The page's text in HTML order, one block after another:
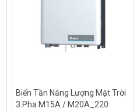
Biến Tần Năng Lượng Mặt Trời
3 Pha M15A / M20A_220